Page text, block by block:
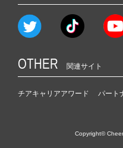
OTHER 関連サイト
チアキャリアアワード パート
Copyright©